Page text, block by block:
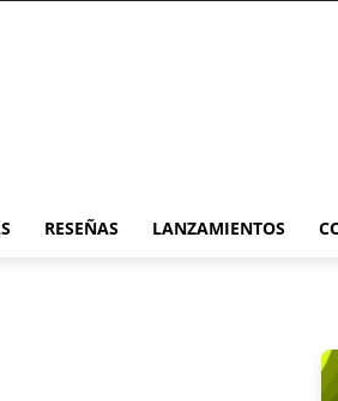
RESEÑAS LANZAMIENTOS